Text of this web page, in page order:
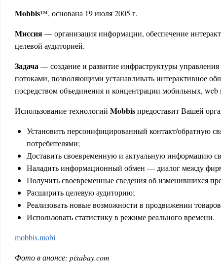
Mobbis™, основана 19 июля 2005 г.
Миссия— организация информации, обеспечение
целевой аудиторией.
Задача— создание и развитие инфраструктуры
потоками, позволяющими устанавливать интерактивное
посредством объединения и концентрации мобильных, web
Использование технологий Mobbisпредоставит Вашей
Установить персонифицированный контакт/обратную
потребителями;
Доставить своевременную и актуальную информацию
Наладить информационный обмен — диалог между
Получить своевременные сведения об изменившихся
Расширить целевую аудиторию;
Реализовать новые возможности в продвижении
Использовать статистику в режиме реального времени.
mobbis.mobi
Фото в анонсе: pixabay.com